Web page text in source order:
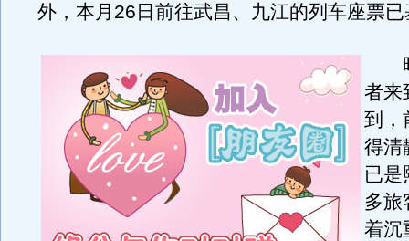
外，本月26日前往武昌、九江的列车座票
昨
者来
到，
得清
已是
多旅
着沉